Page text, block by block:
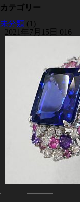
カテゴリー
未分類 (1)
2021年7月15日 016